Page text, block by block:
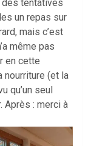
des tentatives
un repas sur
mais c’est
même pas
en cette
nourriture (et la
qu’un seul
Après : merci à